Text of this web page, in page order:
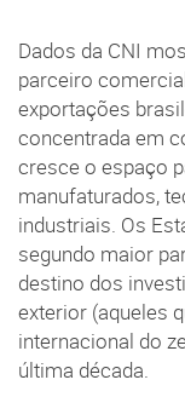
Dados da CNI
parceiro
exportações
concentrada em
cresce o espaço
manufaturados,
industriais. Os
segundo maior
destino dos
exterior (aqueles
internacional do
última década.